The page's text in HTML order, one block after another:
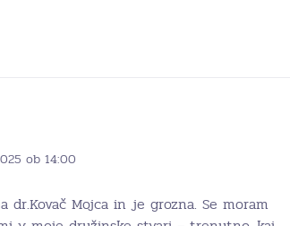
ob 14:00
dr.Kovač Mojca in je grozna. Se moram